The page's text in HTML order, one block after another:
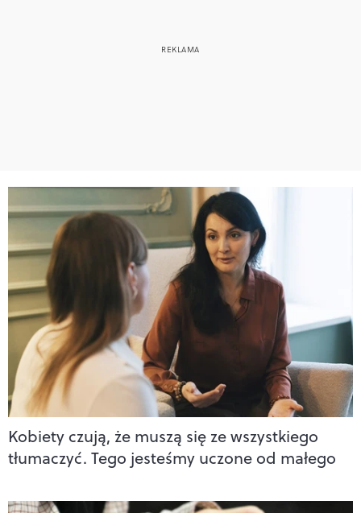
Kobiety czują, że muszą się ze wszystkiego
tłumaczyć. Tego jesteśmy uczone od małego